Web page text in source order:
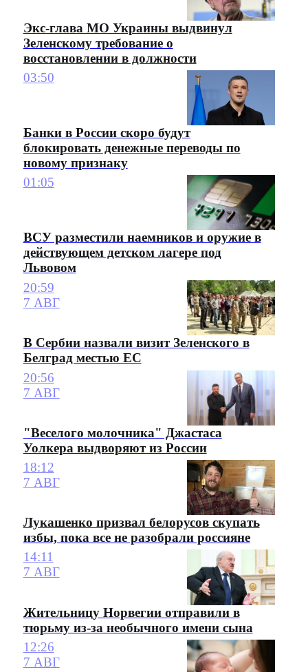
Экс-глава МО Украины выдвинул
Зеленскому требование о
восстановлении в должности
03:50
Банки в России скоро будут
блокировать денежные переводы по
новому признаку
01:05
ВСУ разместили наемников и оружие в
действующем детском лагере под
Львовом
20:59
7 АВГ
В Сербии назвали визит Зеленского в
Белград местью ЕС
20:56
7 АВГ
"Веселого молочника" Джастаса
Уолкера выдворяют из России
18:12
7 АВГ
Лукашенко призвал белорусов скупать
избы, пока все не разобрали россияне
14:11
7 АВГ
Жительницу Норвегии отправили в
тюрьму из-за необычного имени сына
12:26
7 АВГ